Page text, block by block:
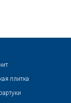
плитка